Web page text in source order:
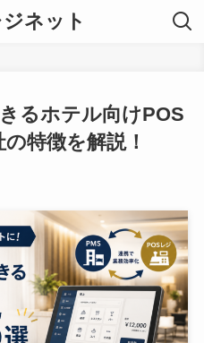
ネット
るホテル向けPOS
特徴を解説！